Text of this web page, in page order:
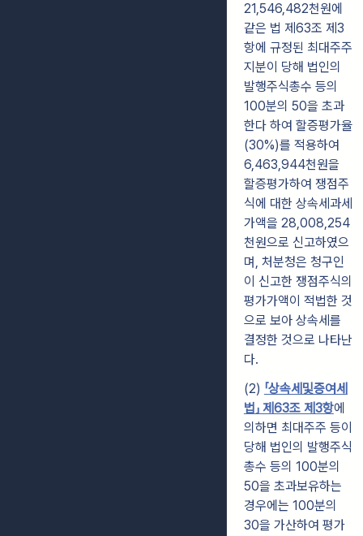
21,546,482천원에
같은 법 제63조 제3
항에 규정된 최대주주
지분이 당해 법인의
발행주식총수 등의
100분의 50을 초과
한다 하여 할증평가율
(30%)를 적용하여
6,463,944천원을
할증평가하여 쟁점주
식에 대한 상속세과세
가액을 28,008,254
천원으로 신고하였으
며, 처분청은 청구인
이 신고한 쟁점주식의
평가가액이 적법한 것
으로 보아 상속세를
결정한 것으로 나타난
다.
(2) 「상속세및증여세
법」 제63조 제3항에
의하면 최대주주 등이
당해 법인의 발행주식
총수 등의 100분의
50을 초과보유하는
경우에는 100분의
30을 가산하여 평가